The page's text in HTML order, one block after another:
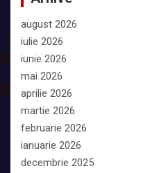
august 2026
iulie 2026
iunie 2026
mai 2026
aprilie 2026
martie 2026
februarie 2026
ianuarie 2026
decembrie 2025